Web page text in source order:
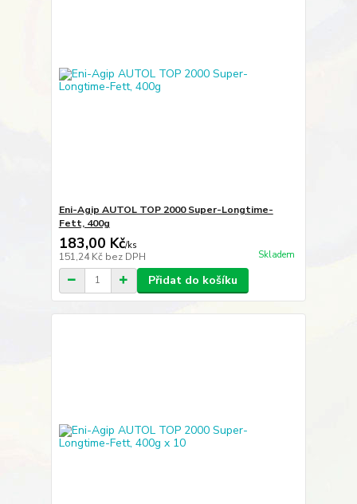
Eni-Agip AUTOL TOP 2000 Super-Longtime-
Fett, 400g
183,00 Kč/ks
151,24 Kč bez DPH Skladem
Přidat do košíku